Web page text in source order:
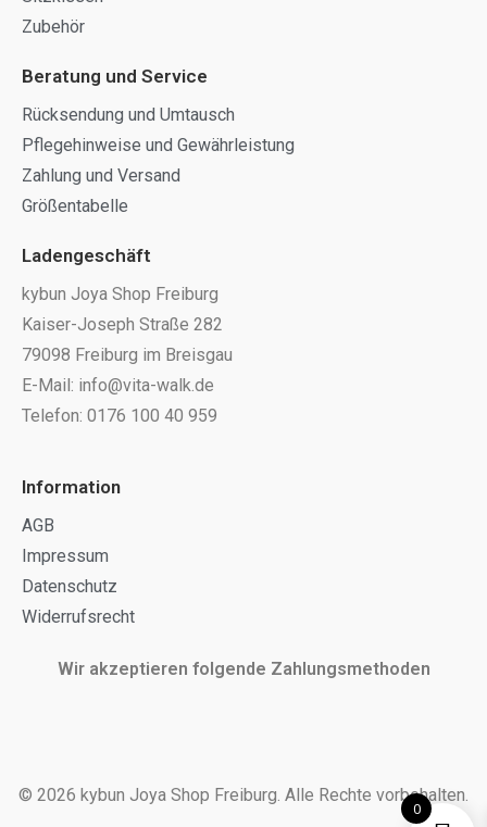
Zubehör
Beratung und Service
Rücksendung und Umtausch
Pflegehinweise und Gewährleistung
Zahlung und Versand
Größentabelle
Ladengeschäft
kybun Joya Shop Freiburg
Kaiser-Joseph Straße 282
79098 Freiburg im Breisgau
E-Mail: info@vita-walk.de
Telefon: 0176 100 40 959
Information
AGB
Impressum
Datenschutz
Widerrufsrecht
Wir akzeptieren folgende Zahlungsmethoden
© 2026 kybun Joya Shop Freiburg. Alle Rechte vorbehalten.
0